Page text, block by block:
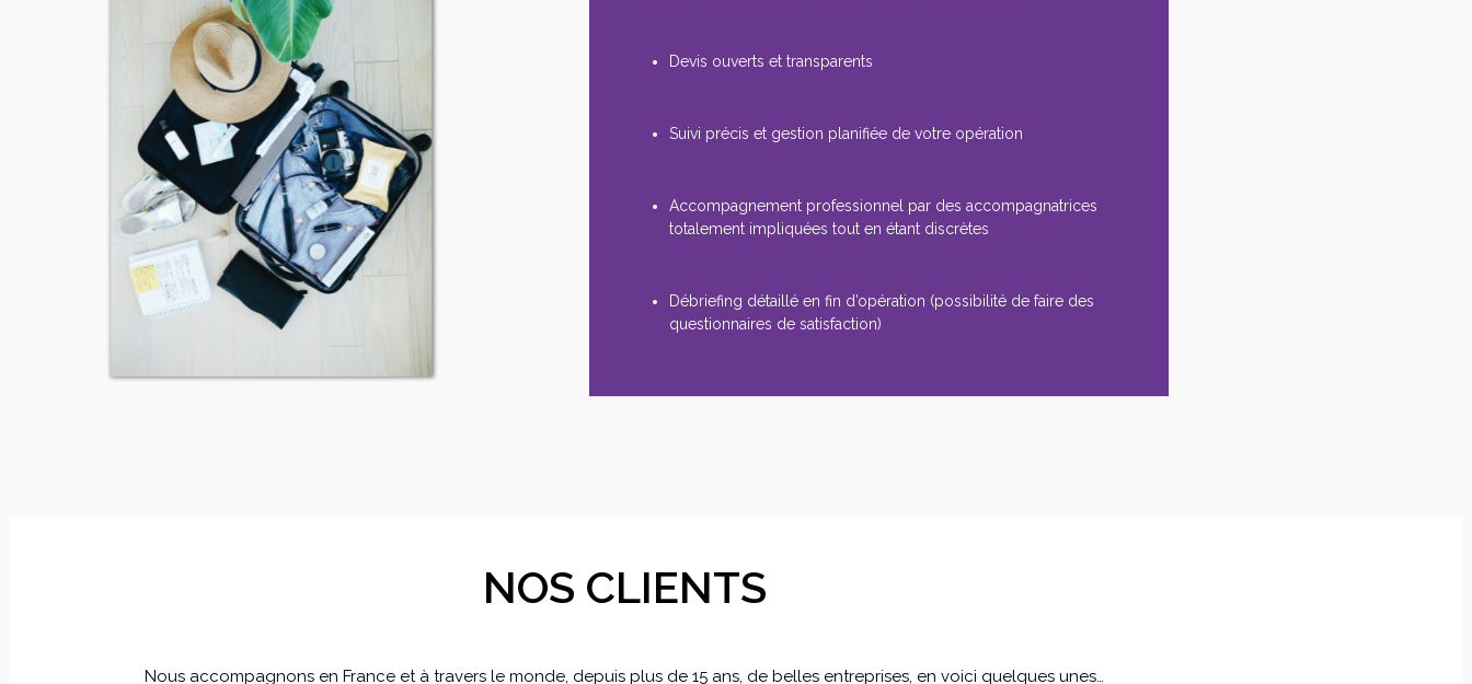
Devis ouverts et transparents
Suivi précis et gestion planifiée de votre opération
Accompagnement professionnel par des accompagnatrices
totalement impliquées tout en étant discrètes
Débriefing détaillé en fin d’opération (possibilité de faire des
questionnaires de satisfaction)
NOS CLIENTS
Nous accompagnons en France et à travers le monde, depuis plus de 15 ans, de belles entreprises, en voici quelques unes…